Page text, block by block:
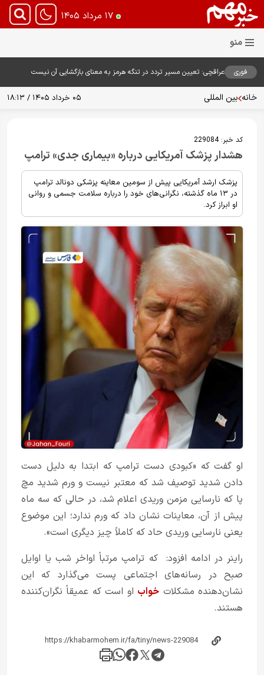
۱۷ مرداد ۱۴۰۵
فوری عراقچی: تعیین مسیر تردد در تنگه هرمز به معنای بازگشایی آن نیست
خانه بین المللی ۰۵ خرداد ۱۴۰۵ / ۱۸:۱۳
کد خبر:229084
هشدار پزشک آمریکایی درباره «بیماری جدی» ترامپ
پزشک ارشد آمریکایی پیش از سومین معاینه پزشکی دونالد ترامپ
در ۱۳ ماه گذشته، نگرانی‌های خود را درباره سلامت جسمی و روانی
او ابراز کرد.
او گفت که «کبودی دست ترامپ که ابتدا به دلیل دست
دادن شدید توصیف شد که معتبر نیست و ورم شدید مچ
پا که نارسایی مزمن وریدی اعلام شد، در حالی که سه ماه
پیش از آن، معاینات نشان داد که ورم ندارد؛ این موضوع
یعنی نارسایی وریدی حاد که کاملاً چیز دیگری است».
راینر در ادامه افزود: که ترامپ مرتباً اواخر شب یا اوایل
صبح در رسانه‌های اجتماعی پست می‌گذارد که این
نشان‌دهنده مشکلات خواب او است که عمیقاً نگران‌کننده
هستند.